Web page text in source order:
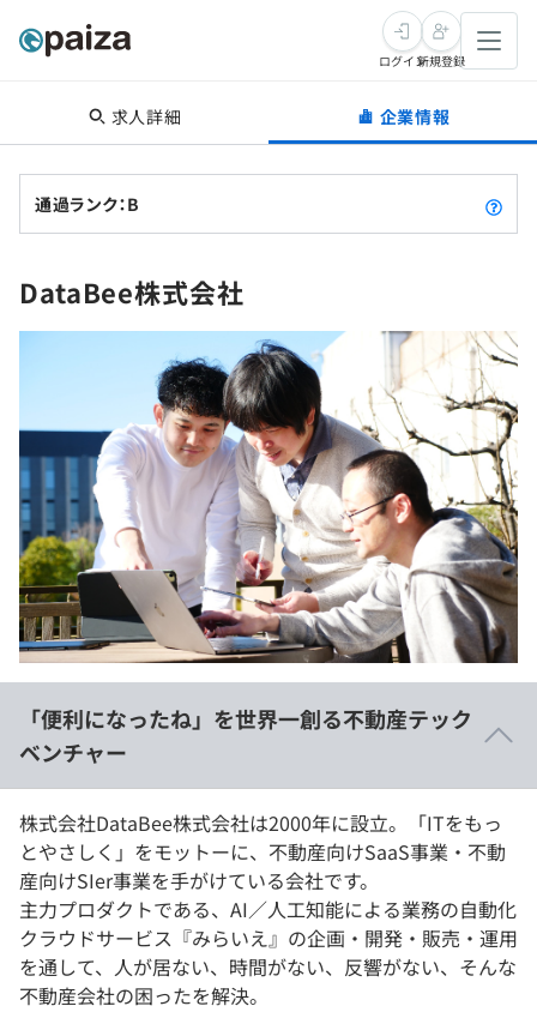
転職・キャリア
転職成功ガイド
インタビュー
新卒就活
求人検索
新卒エージェント
イベント・セミナー
インタビュー
学習
4択課題
ナレッジ
リファレンス
プラン
個人向けプラン
法人向けプラン
学校向けプラン
契約内容・クーポン
プログラミング言語
SQL
評価結果一覧
再チャレンジ結果一覧
メディア
Tech Team Journal
paiza times
note
paizaとは？
ログイン新規登録
求人詳細 企業情報
通過ランク：B
DataBee株式会社
「便利になったね」を世界一創る不動産テック
ベンチャー
株式会社DataBee株式会社は2000年に設立。「ITをもっ
とやさしく」をモットーに、不動産向けSaaS事業・不動
産向けSIer事業を手がけている会社です。
主力プロダクトである、AI／人工知能による業務の自動化
クラウドサービス『みらいえ』の企画・開発・販売・運用
を通して、人が居ない、時間がない、反響がない、そんな
不動産会社の困ったを解決。